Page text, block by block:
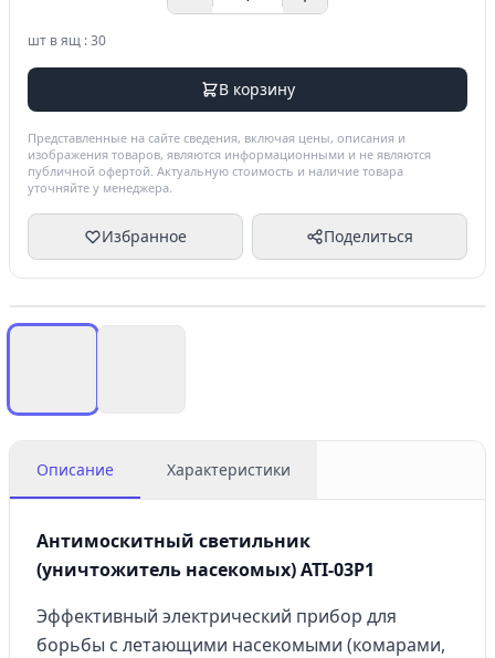
шт в ящ : 30
В корзину
Представленные на сайте сведения, включая цены, описания и
изображения товаров, являются информационными и не являются
публичной офертой. Актуальную стоимость и наличие товара
уточняйте у менеджера.
Избранное Поделиться
Описание Характеристики
Антимоскитный светильник
(уничтожитель насекомых) ATI-03P1
Эффективный электрический прибор для
борьбы с летающими насекомыми (комарами,